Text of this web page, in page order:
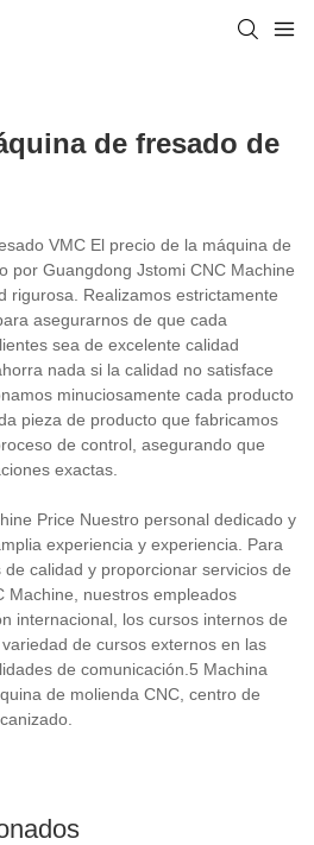
de fresado de
VMC El precio de la máquina de
por Guangdong Jstomi CNC Machine
rigurosa. Realizamos estrictamente
asegurarnos de que cada
sea de excelente calidad
nada si la calidad no satisface
minuciosamente cada producto
pieza de producto que fabricamos
de control, asegurando que
exactas.
Price Nuestro personal dedicado y
experiencia y experiencia. Para
calidad y proporcionar servicios de
Machine, nuestros empleados
internacional, los cursos internos de
de cursos externos en las
de comunicación.5 Machina
de molienda CNC, centro de